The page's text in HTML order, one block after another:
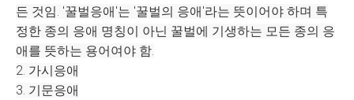
든 것임. '꿀벌응애'는 '꿀벌의 응애'라는 뜻이어야 하며 특
정한 종의 응애 명칭이 아닌 꿀벌에 기생하는 모든 종의 응
애를 뜻하는 용어여야 함.
2. 가시응애
3. 기문응애